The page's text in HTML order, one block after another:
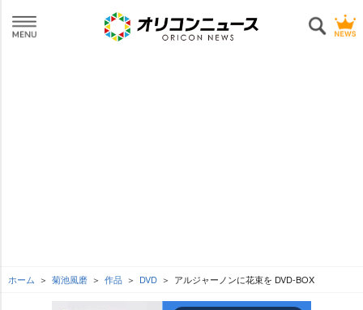
ホーム 菊池風磨 作品 DVD アルジャーノンに花束を DVD-BOX